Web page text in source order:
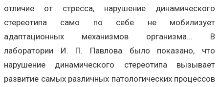
отличие от стресса, нарушение динамического
стереотипа само по себе не мобилизует
адаптационных механизмов организма... В
лаборатории И. П. Павлова было показано, что
нарушение динамического стереотипа вызывает
развитие самых различных патологических процессов